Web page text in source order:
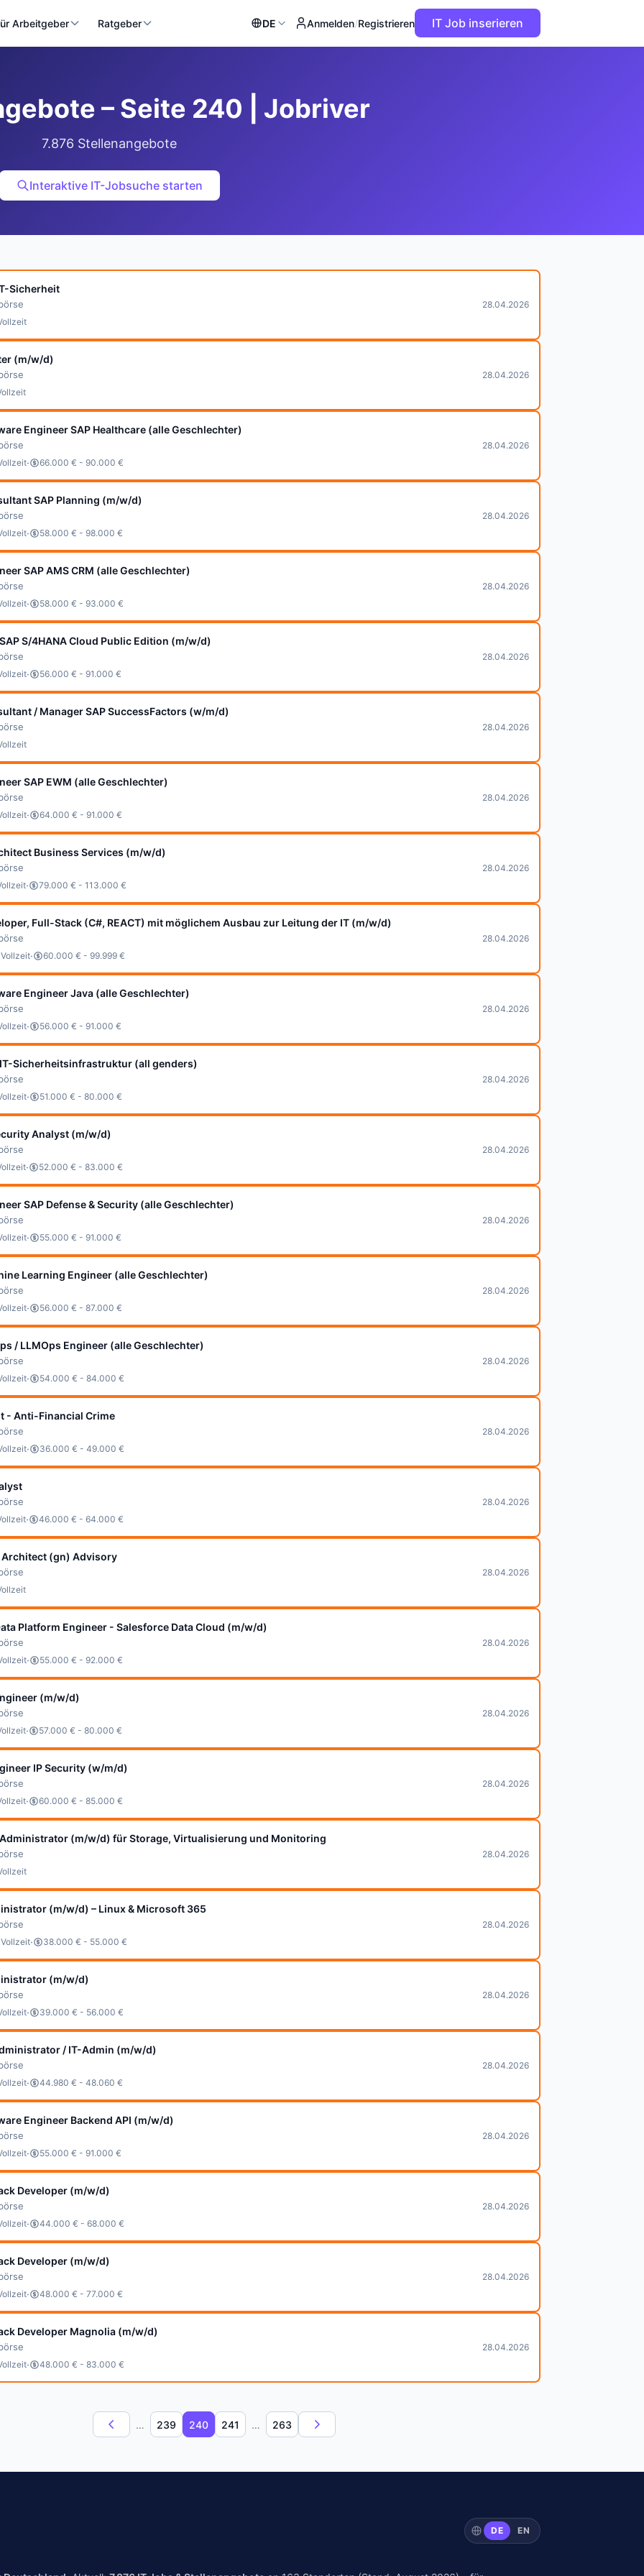
Arbeitgeber Ratgeber DE Anmelden/Registrieren IT Job inserieren
– Seite 240 | Jobriver
7.876 Stellenangebote
Interaktive IT-Jobsuche starten
Sicherheit
28.04.2026
(m/w/d)
28.04.2026
Engineer SAP Healthcare (alle Geschlechter)
· 66.000 € - 90.000 €
28.04.2026
SAP Planning (m/w/d)
· 58.000 € - 98.000 €
28.04.2026
SAP AMS CRM (alle Geschlechter)
· 58.000 € - 93.000 €
28.04.2026
S/4HANA Cloud Public Edition (m/w/d)
· 56.000 € - 91.000 €
28.04.2026
/ Manager SAP SuccessFactors (w/m/d)
28.04.2026
SAP EWM (alle Geschlechter)
· 64.000 € - 91.000 €
28.04.2026
Business Services (m/w/d)
· 79.000 € - 113.000 €
28.04.2026
Full-Stack (C#, REACT) mit möglichem Ausbau zur Leitung der IT (m/w/d)
Vollzeit· 60.000 € - 99.999 €
28.04.2026
Engineer Java (alle Geschlechter)
· 56.000 € - 91.000 €
28.04.2026
Sicherheitsinfrastruktur (all genders)
· 51.000 € - 80.000 €
28.04.2026
Analyst (m/w/d)
· 52.000 € - 83.000 €
28.04.2026
SAP Defense & Security (alle Geschlechter)
· 55.000 € - 91.000 €
28.04.2026
Learning Engineer (alle Geschlechter)
· 56.000 € - 87.000 €
28.04.2026
/ LLMOps Engineer (alle Geschlechter)
· 54.000 € - 84.000 €
28.04.2026
- Anti-Financial Crime
· 36.000 € - 49.000 €
28.04.2026
· 46.000 € - 64.000 €
28.04.2026
Architect (gn) Advisory
28.04.2026
Platform Engineer - Salesforce Data Cloud (m/w/d)
· 55.000 € - 92.000 €
28.04.2026
(m/w/d)
· 57.000 € - 80.000 €
28.04.2026
IP Security (w/m/d)
· 60.000 € - 85.000 €
28.04.2026
(m/w/d) für Storage, Virtualisierung und Monitoring
28.04.2026
(m/w/d) – Linux & Microsoft 365
Vollzeit· 38.000 € - 55.000 €
28.04.2026
(m/w/d)
· 39.000 € - 56.000 €
28.04.2026
/ IT-Admin (m/w/d)
· 44.980 € - 48.060 €
28.04.2026
Engineer Backend API (m/w/d)
· 55.000 € - 91.000 €
28.04.2026
Developer (m/w/d)
· 44.000 € - 68.000 €
28.04.2026
Developer (m/w/d)
· 48.000 € - 77.000 €
28.04.2026
Developer Magnolia (m/w/d)
· 48.000 € - 83.000 €
28.04.2026
… 239 240 241 … 263
DE EN